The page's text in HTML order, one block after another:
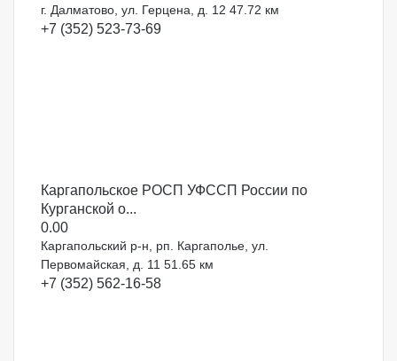
г. Далматово, ул. Герцена, д. 12 47.72 км
+7 (352) 523-73-69
Каргапольское РОСП УФССП России по
Курганской о...
0.00
Каргапольский р-н, рп. Каргаполье, ул.
Первомайская, д. 11 51.65 км
+7 (352) 562-16-58